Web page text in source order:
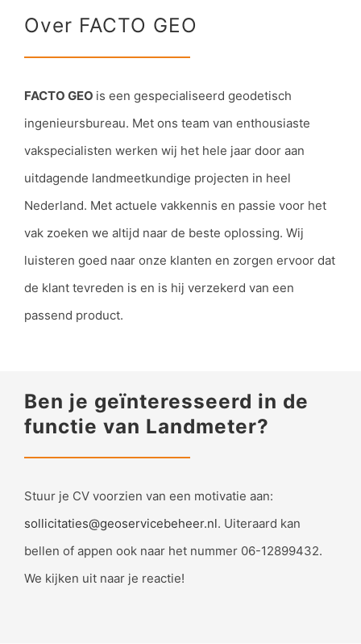
Over FACTO GEO
FACTO GEO is een gespecialiseerd geodetisch
ingenieursbureau. Met ons team van enthousiaste
vakspecialisten werken wij het hele jaar door aan
uitdagende landmeetkundige projecten in heel
Nederland. Met actuele vakkennis en passie voor het
vak zoeken we altijd naar de beste oplossing. Wij
luisteren goed naar onze klanten en zorgen ervoor dat
de klant tevreden is en is hij verzekerd van een
passend product.
Ben je geïnteresseerd in de
functie van Landmeter?
Stuur je CV voorzien van een motivatie aan:
sollicitaties@geoservicebeheer.nl. Uiteraard kan
bellen of appen ook naar het nummer 06-12899432.
We kijken uit naar je reactie!